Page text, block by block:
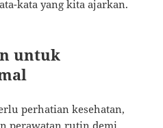
kata yang kita ajarkan.
untuk
perhatian kesehatan,